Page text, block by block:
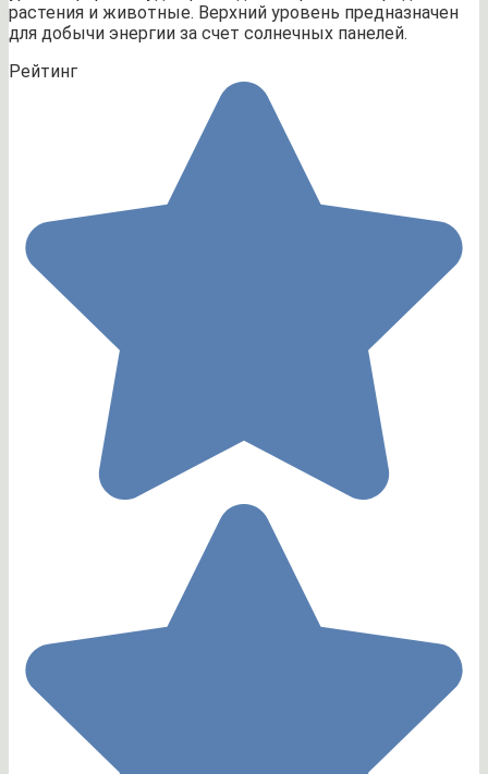
растения и животные. Верхний уровень предназначен
для добычи энергии за счет солнечных панелей.
Рейтинг